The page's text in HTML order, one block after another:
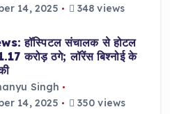
14, 2025
348 views
हॉस्पिटल संचालक से होटल
करोड़ ठगे; लॉरेंस बिश्नोई के
Singh
14, 2025
350 views